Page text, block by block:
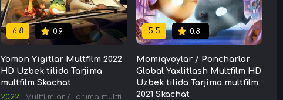
6.8 0.9
Yomon Yigitlar Multfilm 2022
HD Uzbek tilida Tarjima
multfilm Skachat
2022 Multfilmlar/ Tarjima multfilmlar
5.5 0.8
Momiqvoylar / Poncharlar
Global Yaxlitlash Multfilm HD
Uzbek tilida Tarjima multfilm
2021 Skachat